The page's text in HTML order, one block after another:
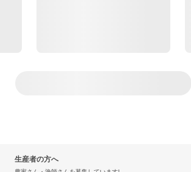
生産者の方へ